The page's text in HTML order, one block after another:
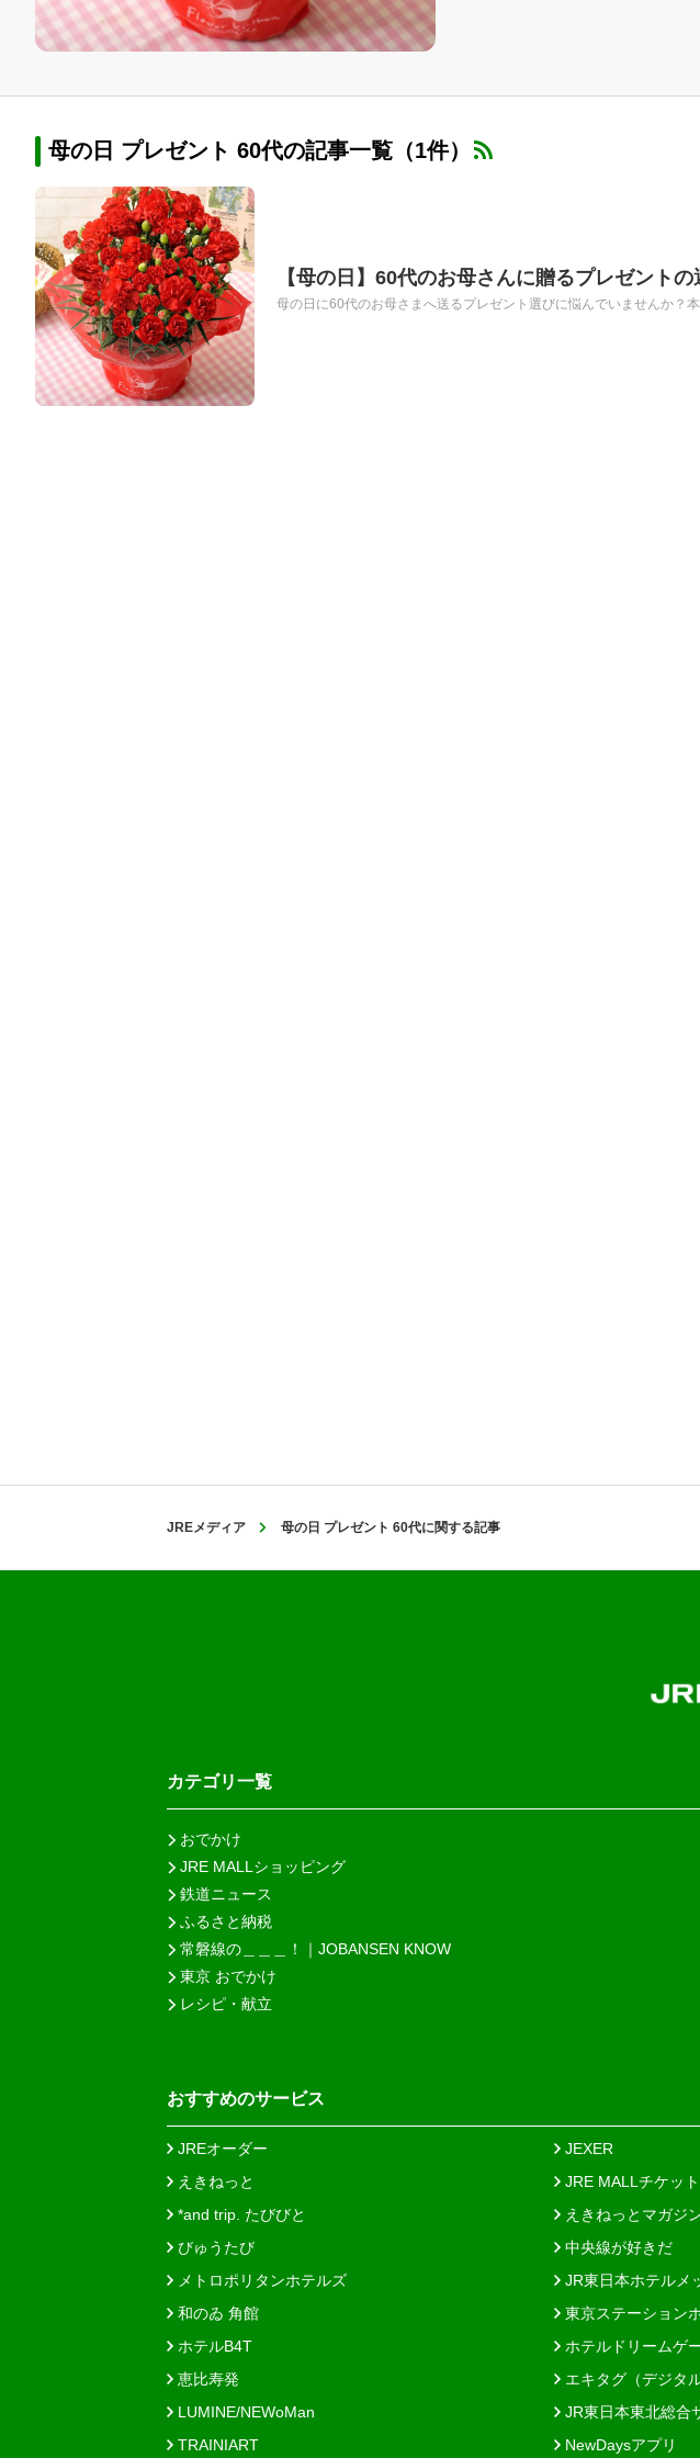
母の日 プレゼント 60代の記事一覧（1件）
【母の日】60代のお母さんに贈るプレゼント
母の日に60代のお母さまへ送るプレゼント選びに悩んでいませんか？
JREメディア 母の日 プレゼント 60代に関する記事
カテゴリ一覧
おでかけ
JRE MALLショッピング
鉄道ニュース
ふるさと納税
常磐線の＿＿＿！｜JOBANSEN KNOW
東京 おでかけ
レシピ・献立
おすすめのサービス
JREオーダー JEXER
えきねっと
JRE MALLチケット
*and trip. たびびと
えきねっとマガジ
びゅうたび
中央線が好きだ
メトロポリタンホテルズ
JR東日本ホテルメ
和のゐ 角館
東京ステーション
ホテルB4T
ホテルドリームゲ
恵比寿発
エキタグ（デジタ
LUMINE/NEWoMan
JR東日本東北総合
TRAINIART
NewDaysアプリ